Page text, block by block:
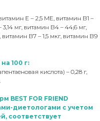
Е – 2,5 МЕ, витамин В1 –
мг, витамин В4 – 44,6 мг,
В7 – 1,5 мкг, витамин В9
100 г:
кислота) – 0,28 г,
FOR FRIEND
диетологами с учетом
соответствует